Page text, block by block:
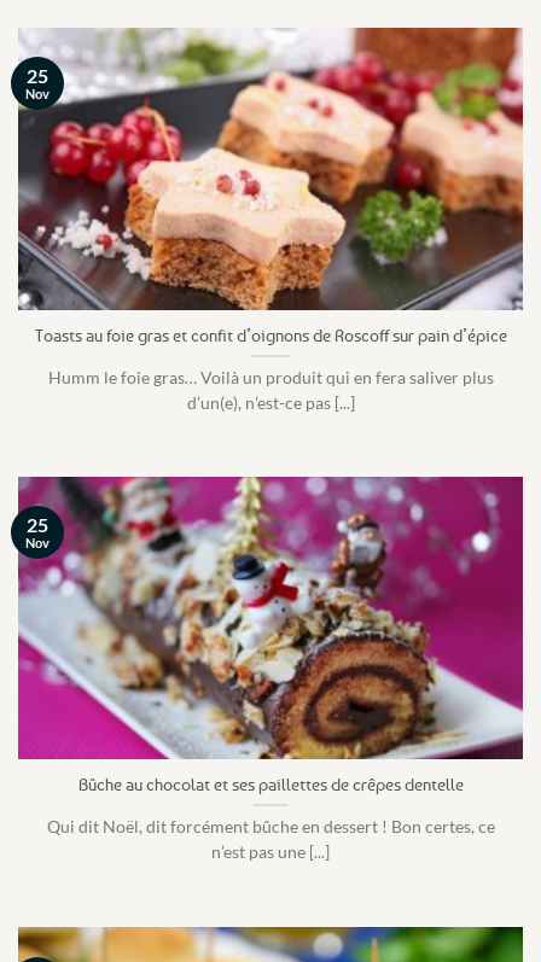
Toasts au foie gras et confit d’oignons de Roscoff sur pain d’épice
Humm le foie gras… Voilà un produit qui en fera saliver plus
d’un(e), n’est-ce pas [...]
25
Nov
Bûche au chocolat et ses paillettes de crêpes dentelle
Qui dit Noël, dit forcément bûche en dessert ! Bon certes, ce
n’est pas une [...]
25
Nov